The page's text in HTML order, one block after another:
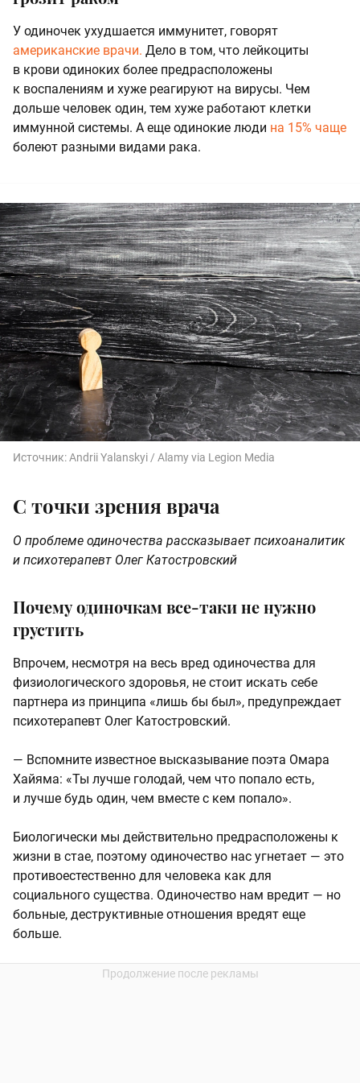
У одиночек ухудшается иммунитет, говорят
американские врачи. Дело в том, что лейкоциты
в крови одиноких более предрасположены
к воспалениям и хуже реагируют на вирусы. Чем
дольше человек один, тем хуже работают клетки
иммунной системы. А еще одинокие люди на 15% чаще
болеют разными видами рака.
Источник:Andrii Yalanskyi / Alamy via Legion Media
С точки зрения врача
О проблеме одиночества рассказывает психоаналитик
и психотерапевт Олег Катостровский
Почему одиночкам все-таки не нужно
грустить
Впрочем, несмотря на весь вред одиночества для
физиологического здоровья, не стоит искать себе
партнера из принципа «лишь бы был», предупреждает
психотерапевт Олег Катостровский.
— Вспомните известное высказывание поэта Омара
Хайяма: «Ты лучше голодай, чем что попало есть,
и лучше будь один, чем вместе с кем попало».
Биологически мы действительно предрасположены к
жизни в стае, поэтому одиночество нас угнетает — это
противоестественно для человека как для
социального существа. Одиночество нам вредит — но
больные, деструктивные отношения вредят еще
больше.